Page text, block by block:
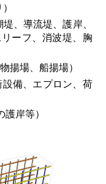
、導流堤、護岸、
ーフ、消波堤、胸
揚場、船揚場）
備、エプロン、荷
岸等）